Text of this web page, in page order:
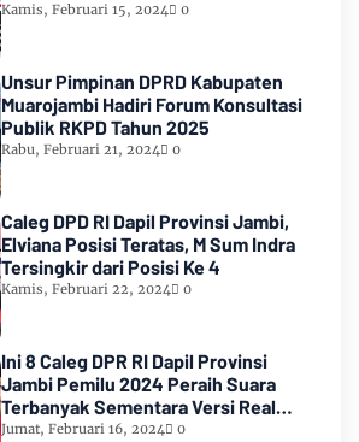
Urutan Kedua Teratas
Kamis, Februari 15, 2024 0
Unsur Pimpinan DPRD Kabupaten
Muarojambi Hadiri Forum Konsultasi
Publik RKPD Tahun 2025
Rabu, Februari 21, 2024 0
Caleg DPD RI Dapil Provinsi Jambi,
Elviana Posisi Teratas, M Sum Indra
Tersingkir dari Posisi Ke 4
Kamis, Februari 22, 2024 0
Ini 8 Caleg DPR RI Dapil Provinsi
Jambi Pemilu 2024 Peraih Suara
Terbanyak Sementara Versi Real
Count KPU RI
Jumat, Februari 16, 2024 0